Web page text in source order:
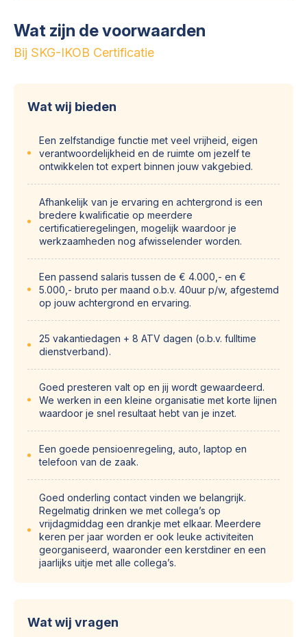
Wat zijn de voorwaarden
Bij SKG-IKOB Certificatie
Wat wij bieden
Een zelfstandige functie met veel vrijheid, eigen
verantwoordelijkheid en de ruimte om jezelf te
ontwikkelen tot expert binnen jouw vakgebied.
Afhankelijk van je ervaring en achtergrond is een
bredere kwalificatie op meerdere
certificatieregelingen, mogelijk waardoor je
werkzaamheden nog afwisselender worden.
Een passend salaris tussen de € 4.000,- en €
5.000,- bruto per maand o.b.v. 40uur p/w, afgestemd
op jouw achtergrond en ervaring.
25 vakantiedagen + 8 ATV dagen (o.b.v. fulltime
dienstverband).
Goed presteren valt op en jij wordt gewaardeerd.
We werken in een kleine organisatie met korte lijnen
waardoor je snel resultaat hebt van je inzet.
Een goede pensioenregeling, auto, laptop en
telefoon van de zaak.
Goed onderling contact vinden we belangrijk.
Regelmatig drinken we met collega’s op
vrijdagmiddag een drankje met elkaar. Meerdere
keren per jaar worden er ook leuke activiteiten
georganiseerd, waaronder een kerstdiner en een
jaarlijks uitje met alle collega’s.
Wat wij vragen